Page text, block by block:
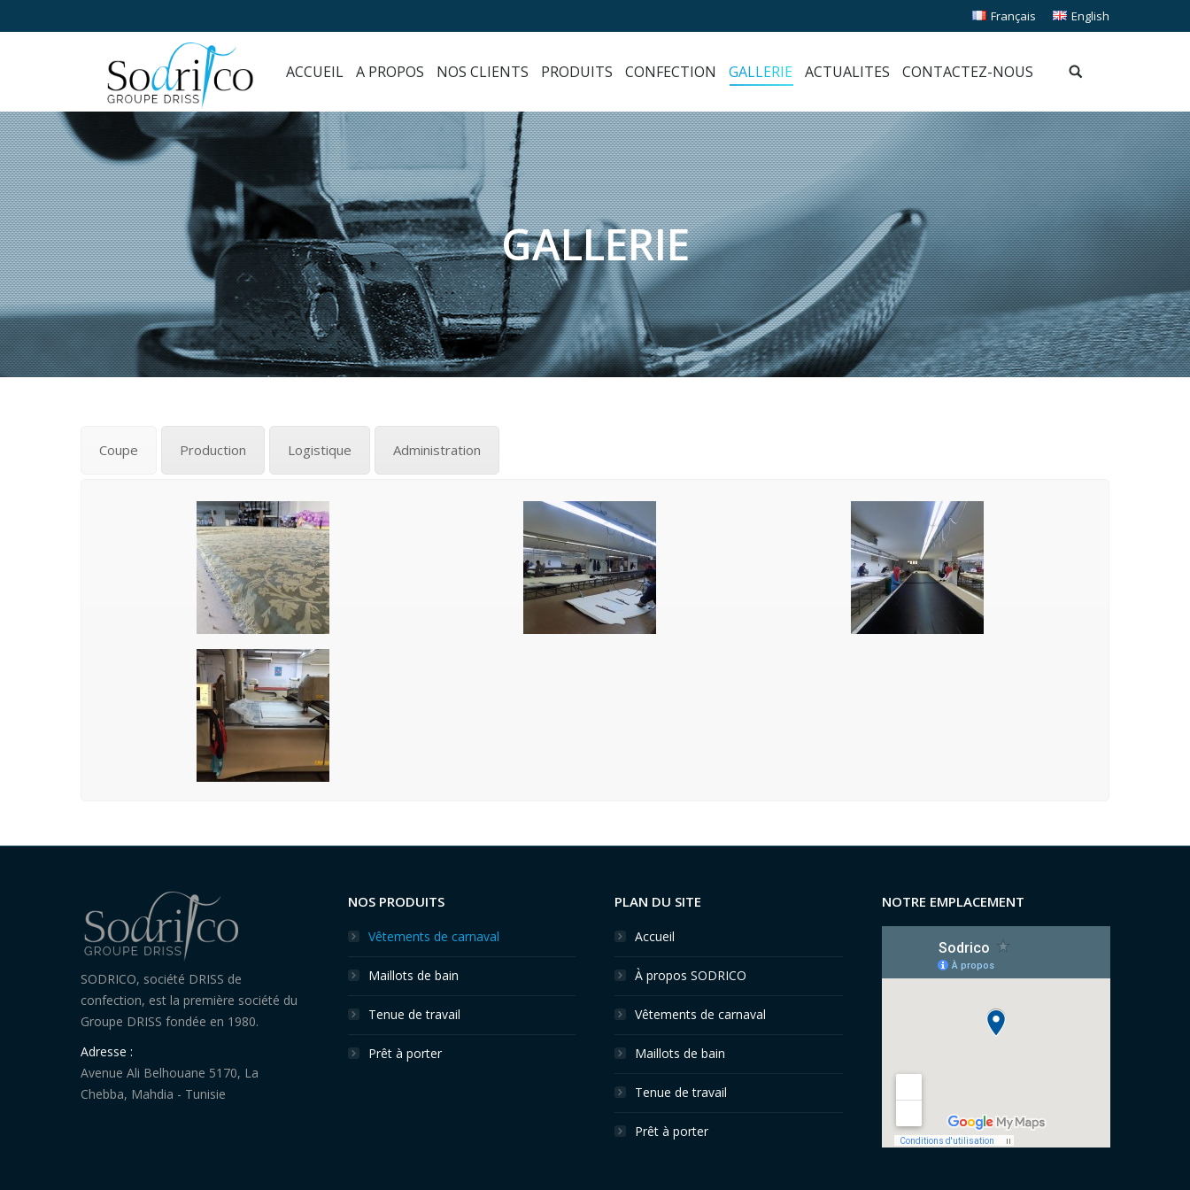
Français English
ACCUEIL A PROPOS NOS CLIENTS PRODUITS CONFECTION GALLERIE ACTUALITES CONTACTEZ-NOUS
GALLERIE
Coupe Production Logistique Administration
SODRICO, société DRISS de
confection, est la première société du
Groupe DRISS fondée en 1980.
Adresse :
Avenue Ali Belhouane 5170, La
Chebba, Mahdia - Tunisie
NOS PRODUITS
Vêtements de carnaval
Maillots de bain
Tenue de travail
Prêt à porter
PLAN DU SITE
Accueil
À propos SODRICO
Vêtements de carnaval
Maillots de bain
Tenue de travail
Prêt à porter
NOTRE EMPLACEMENT